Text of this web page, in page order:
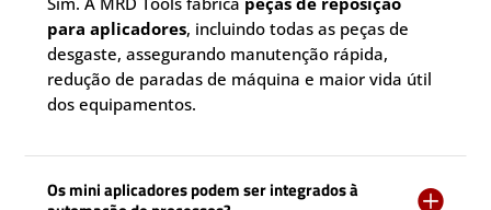
para aplicadores, incluindo todas as peças de
desgaste, assegurando manutenção rápida,
redução de paradas de máquina e maior vida útil
dos equipamentos.
Os mini aplicadores podem ser integrados à
